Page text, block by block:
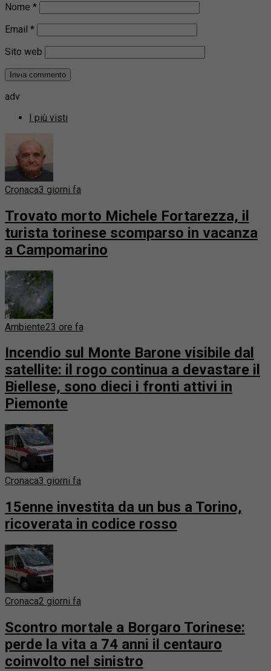
Nome *
Email *
Sito web
adv
I più visti
Cronaca3 giorni fa
Trovato morto Michele Fortarezza, il
turista torinese scomparso in vacanza
a Campomarino
Ambiente23 ore fa
Incendio sul Monte Barone visibile dal
satellite: il rogo continua a devastare il
Biellese, sono dieci i fronti attivi in
Piemonte
Cronaca3 giorni fa
15enne investita da un bus a Torino,
ricoverata in codice rosso
Cronaca2 giorni fa
Scontro mortale a Borgaro Torinese:
perde la vita a 74 anni il centauro
coinvolto nel sinistro